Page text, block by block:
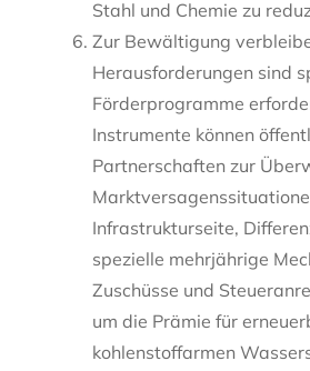
Stahl und Chemie zu
Zur Bewältigung
Herausforderungen sind
Förderprogramme
Instrumente können
Partnerschaften zur
Infrastrukturseite,
spezielle mehrjährige
Zuschüsse und
um die Prämie für
kohlenstoffarmen